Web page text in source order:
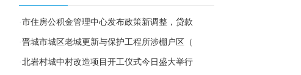
·市住房公积金管理中心发布政策新调整，贷款
·晋城市城区老城更新与保护工程所涉棚户区（
·北岩村城中村改造项目开工仪式今日盛大举行